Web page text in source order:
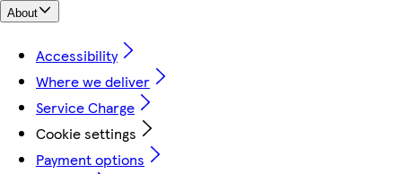
About
Accessibility
Where we deliver
Service Charge
Cookie settings
Payment options